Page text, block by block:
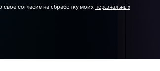
согласие на обработку моих персональных